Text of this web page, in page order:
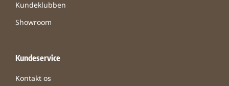
Kundeklubben
Showroom
Kundeservice
Kontakt os